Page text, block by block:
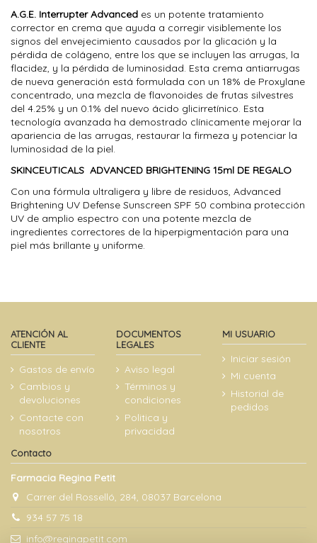
A.G.E. Interrupter Advanced es un potente tratamiento
corrector en crema que ayuda a corregir visiblemente los
signos del envejecimiento causados por la glicación y la
pérdida de colágeno, entre los que se incluyen las arrugas, la
flacidez, y la pérdida de luminosidad. Esta crema antiarrugas
de nueva generación está formulada con un 18% de Proxylane
concentrado, una mezcla de flavonoides de frutas silvestres
del 4.25% y un 0.1% del nuevo ácido glicirretínico. Esta
tecnología avanzada ha demostrado clínicamente mejorar la
apariencia de las arrugas, restaurar la firmeza y potenciar la
luminosidad de la piel.
SKINCEUTICALS ADVANCED BRIGHTENING 15ml DE REGALO
Con una fórmula ultraligera y libre de residuos, Advanced
Brightening UV Defense Sunscreen SPF 50 combina protección
UV de amplio espectro con una potente mezcla de
ingredientes correctores de la hiperpigmentación para una
piel más brillante y uniforme.
ATENCIÓN AL
CLIENTE
Gastos de envío
Cambios y
devoluciones
Contacte con
nosotros
DOCUMENTOS
LEGALES
Aviso legal
Términos y
condiciones
Politica y
privacidad
MI USUARIO
Iniciar sesión
Mi cuenta
Historial de
pedidos
Contacto
Farmacia Regina Petit
Carrer del Rosselló, 284, 08037 Barcelona
934 57 75 18
info@reginapetit.com